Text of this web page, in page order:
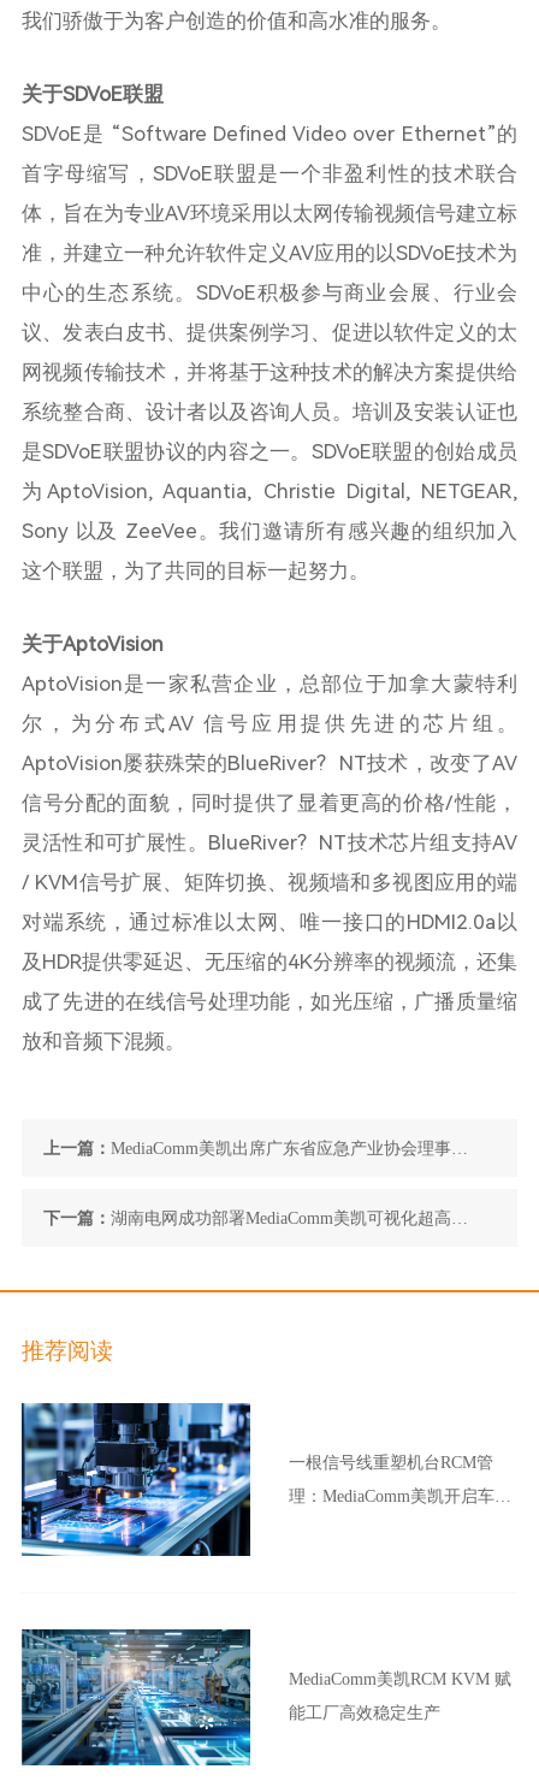
我们骄傲于为客户创造的价值和高水准的服务。
关于SDVoE联盟
SDVoE是 “Software Defined Video over Ethernet”的
首字母缩写， SDVoE联盟是一个非盈利性的技术联合
体，旨在为专业AV环境采用以太网传输视频信号建立标
准，并建立一种允许软件定义AV应用的以SDVoE技术为
中心的生态系统。 SDVoE积极参与商业会展、行业会
议、发表白皮书、提供案例学习、促进以软件定义的太
网视频传输技术，并将基于这种技术的解决方案提供给
系统整合商、设计者以及咨询人员。培训及安装认证也
是SDVoE联盟协议的内容之一。 SDVoE联盟的创始成员
为AptoVision, Aquantia, Christie Digital, NETGEAR,
Sony 以及 ZeeVee。我们邀请所有感兴趣的组织加入
这个联盟，为了共同的目标一起努力。
关于AptoVision
AptoVision是一家私营企业，总部位于加拿大蒙特利
尔，为分布式AV 信号应用提供先进的芯片组。
AptoVision屡获殊荣的BlueRiver? NT技术，改变了AV
信号分配的面貌，同时提供了显着更高的价格/性能，
灵活性和可扩展性。 BlueRiver? NT技术芯片组支持AV
/ KVM信号扩展、矩阵切换、视频墙和多视图应用的端
对端系统，通过标准以太网、唯一接口的HDMI2.0a 以
及 HDR提供零延迟、无压缩的4K分辨率的视频流，还集
成了先进的在线信号处理功能，如光压缩，广播质量缩
放和音频下混频。
上一篇： MediaComm美凯出席广东省应急产业协会理事会
议 与行业核心合作伙伴探讨应急行业发展趋势
下一篇： 湖南电网成功部署MediaComm美凯可视化超高分
推荐阅读
一根信号线重塑机台RCM管
理：MediaComm美凯开启车企
MediaComm美凯RCM KVM 赋
能工厂高效稳定生产